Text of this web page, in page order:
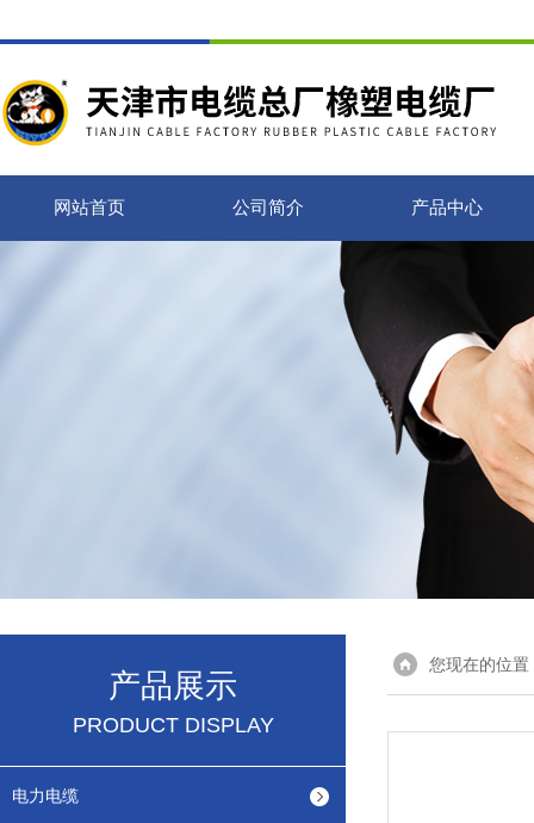
网站首页 公司简介 产品中心
产品展示
PRODUCT DISPLAY
电力电缆
您现在的位置